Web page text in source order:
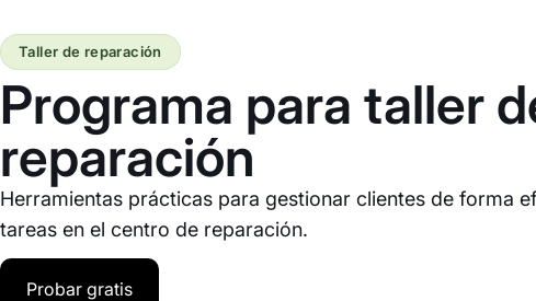
Programa para taller
reparación
Herramientas prácticas para gestionar clientes de forma
tareas en el centro de reparación.
Taller de reparación
Probar gratis